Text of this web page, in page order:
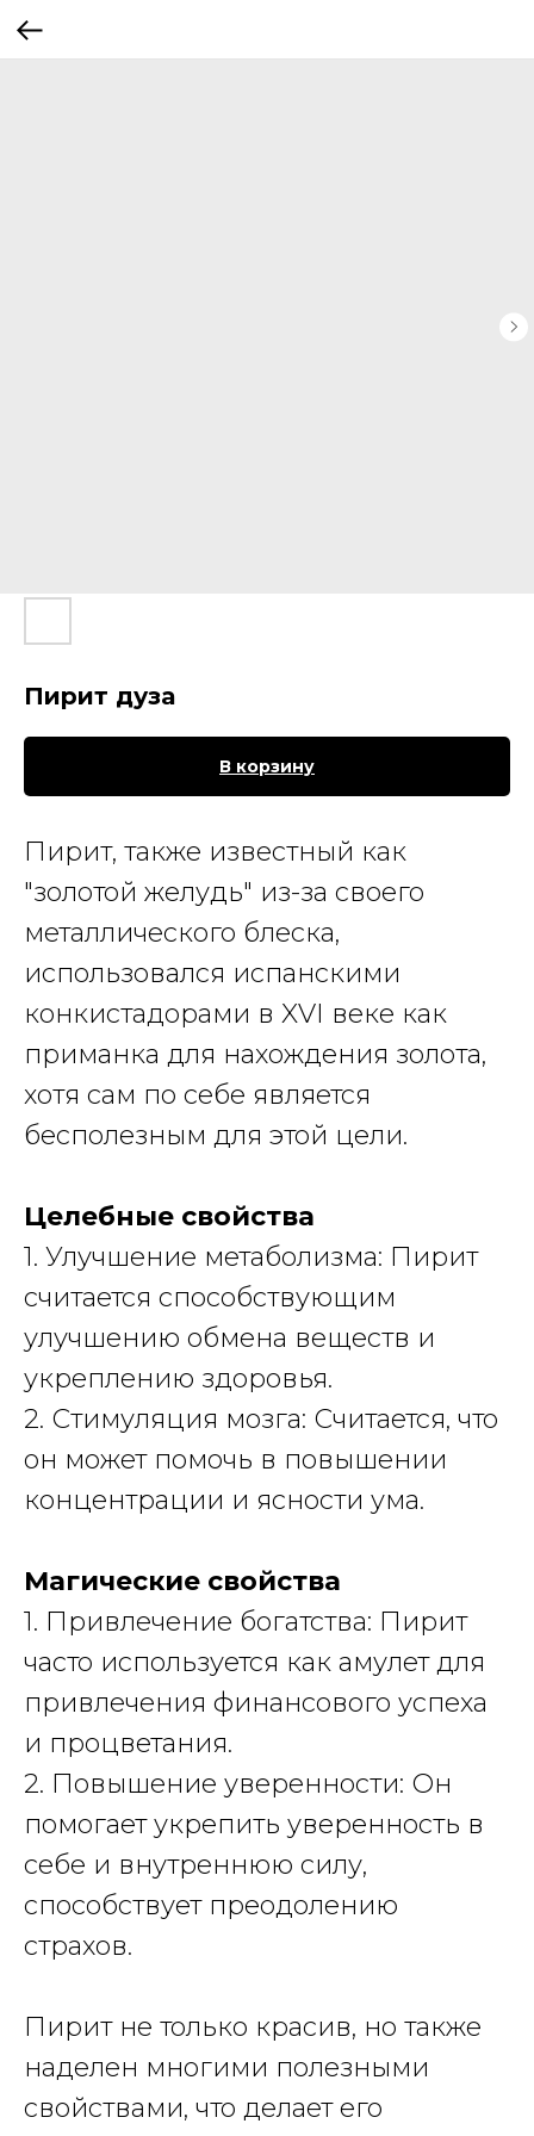
Пирит дуза
В корзину
Пирит, также известный как
"золотой желудь" из-за своего
металлического блеска,
использовался испанскими
конкистадорами в XVI веке как
приманка для нахождения золота,
хотя сам по себе является
бесполезным для этой цели.
Целебные свойства
1. Улучшение метаболизма: Пирит
считается способствующим
улучшению обмена веществ и
укреплению здоровья.
2. Стимуляция мозга: Считается, что
он может помочь в повышении
концентрации и ясности ума.
Магические свойства
1. Привлечение богатства: Пирит
часто используется как амулет для
привлечения финансового успеха
и процветания.
2. Повышение уверенности: Он
помогает укрепить уверенность в
себе и внутреннюю силу,
способствует преодолению
страхов.
Пирит не только красив, но также
наделен многими полезными
свойствами, что делает его